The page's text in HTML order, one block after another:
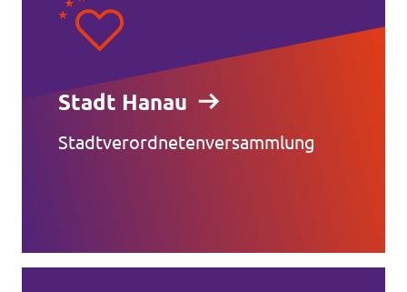
Stadt Hanau
Stadtverordnetenversammlung